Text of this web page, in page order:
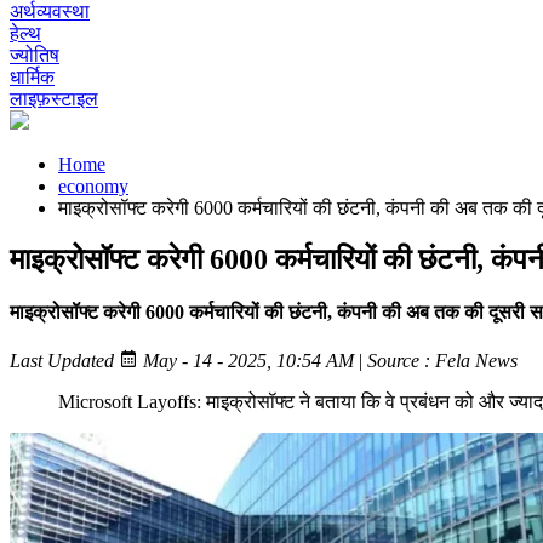
अर्थव्यवस्था
हेल्थ
ज्योतिष
धार्मिक
लाइफ़स्टाइल
Home
economy
माइक्रोसॉफ्ट करेगी 6000 कर्मचारियों की छंटनी, कंपनी की अब तक
माइक्रोसॉफ्ट करेगी 6000 कर्मचारियों की छंटनी,
माइक्रोसॉफ्ट करेगी 6000 कर्मचारियों की छंटनी, कंपनी की अब तक की दूसरी
Last Updated May - 14 - 2025, 10:54 AM| Source : Fela News
Microsoft Layoffs: माइक्रोसॉफ्ट ने बताया कि वे प्रबंधन को और